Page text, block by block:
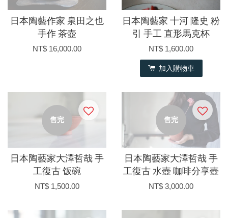
日本陶藝作家 泉田之也
手作 茶壺
NT$ 16,000.00
日本陶藝家 十河 隆史 粉
引 手工 直形馬克杯
NT$ 1,600.00
加入購物車
售完
日本陶藝家大澤哲哉 手
工復古 饭碗
NT$ 1,500.00
售完
日本陶藝家大澤哲哉 手
工復古 水壺 咖啡分享壺
NT$ 3,000.00